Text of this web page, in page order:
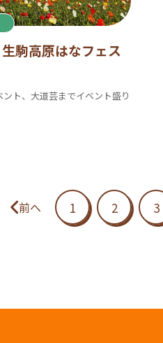
生駒高原はなフェス
ント、大道芸までイベント盛り
前へ 1 2 3